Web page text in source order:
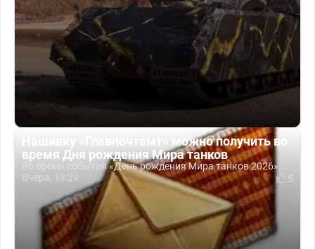
Нашивку «Главпочтамт» можно получить во
время Дня рождения Мира танков
Во время события «День рождения Мира танков 2026»...
Вчера, 13:29
5